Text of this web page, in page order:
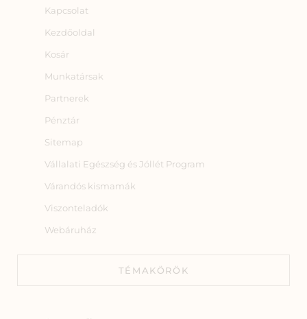
Kapcsolat
Kezdőoldal
Kosár
Munkatársak
Partnerek
Pénztár
Sitemap
Vállalati Egészség és Jóllét Program
Várandós kismamák
Viszonteladók
Webáruház
TÉMAKÖRÖK